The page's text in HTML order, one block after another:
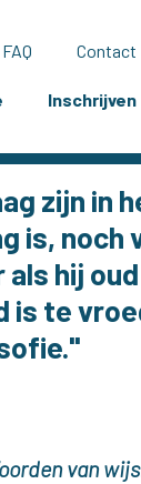
Inschrijven
FAQ Contact
zijn in
is, noch
hij
is te
van